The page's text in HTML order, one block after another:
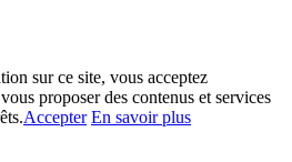
sur ce site, vous acceptez
proposer des contenus et services
Accepter En savoir plus